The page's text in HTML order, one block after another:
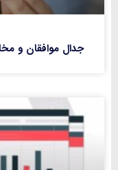
جدال موافقان و